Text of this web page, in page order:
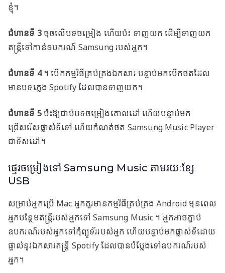
ខ្ញុំ។
ជំហានទី 3ចុច​លើ​បទ​ចម្រៀង ហើយ​ប៉ះ ទាញ​យក ដើម្បី​ទាញ​យក​
តន្ត្រី​ទៅ​កាន់​ឧបករណ៍ Samsung របស់​អ្នក។
ជំហានទី 4 ។ បើកកម្មវិធីគ្រប់គ្រងឯកសារ បន្ទាប់មកបើកថតដែល
មានបទភ្លេង Spotify ដែលបានទាញយក។
ជំហានទី 5ប៉ះឱ្យជាប់បទចម្រៀងគោលដៅ ហើយបន្ទាប់មក
ជ្រើសរើសផ្លាស់ទីទៅ ហើយកំណត់ថត Samsung Music Player
ជាទិសដៅ។
ផ្ទេរ​ចម្រៀង​ទៅ Samsung Music តាម​រយៈ​ខ្សែ
USB
សម្រាប់​អ្នក​ប្រើ Mac អ្នក​គួរ​មាន​កម្មវិធី​គ្រប់គ្រង Android មុន​ពេល​
អ្នក​បន្ថែម​តន្ត្រី​របស់​អ្នក​ទៅ Samsung Music ។ អ្នកអាចភ្ជាប់
ឧបករណ៍របស់អ្នកទៅកុំព្យូទ័ររបស់អ្នក ហើយបន្ទាប់មកផ្លាស់ទីដោយ
ផ្ទាល់នូវឯកសារតន្ត្រី Spotify ដែលបានបំប្លែងទៅឧបករណ៍របស់
អ្នក។